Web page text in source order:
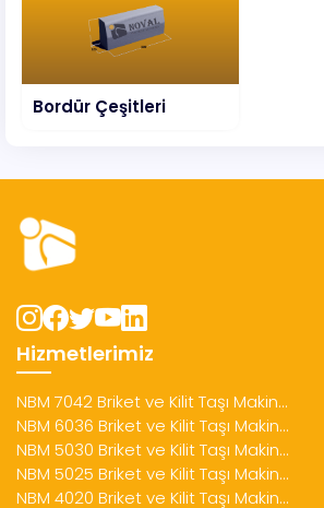
Bordür Çeşitleri
Hizmetlerimiz
NBM 7042 Briket ve Kilit Taşı Makin...
NBM 6036 Briket ve Kilit Taşı Makin...
NBM 5030 Briket ve Kilit Taşı Makin...
NBM 5025 Briket ve Kilit Taşı Makin...
NBM 4020 Briket ve Kilit Taşı Makin...